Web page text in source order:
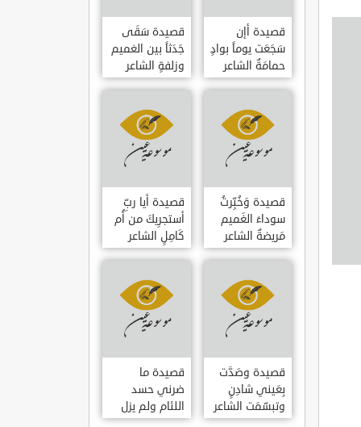
قصيدة أإن
سَجَعَت يوماً بوادٍ
حمامَةٌ الشاعر
العوام بن عقبة
قصيدة سَقَى
جَدَثاً بين الغميم
وزلفةٍ الشاعر
العوام بن عقبة
قصيدة وَخُبِّرتُ
سوداءَ الغَميم
مَريضةٌ الشاعر
العوام بن عقبة
قصيدة أيا ربِّ
أستجرِيكَ من أُم
كَامِلٍ الشاعر
العوام بن عقبة
قصيدة وصَدَّت
بِعَيني شادِنٍ
وتبسّمَت الشاعر
العوام بن عقبة
قصيدة ما
ضرني حسد
اللئام ولم يزل
الشاعر عمارة بن